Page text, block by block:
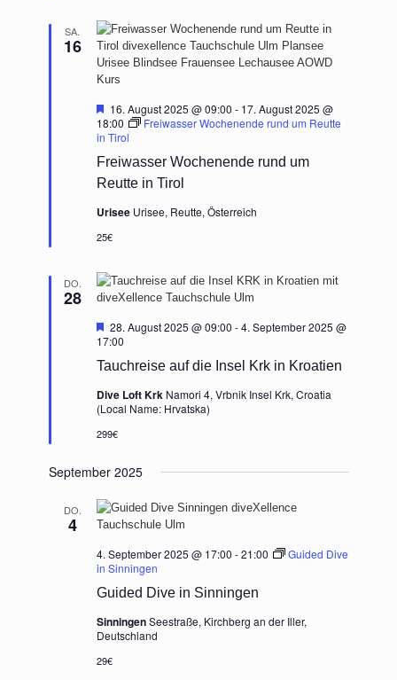
SA.
16
Freiwasser Wochenende rund um
Reutte in Tirol
Hervorgehoben
16. August 2025 @ 09:00 - 17. August 2025 @
18:00
Freiwasser Wochenende rund um Reutte
in Tirol
Urisee Urisee, Reutte, Österreich
25€
DO.
28
Tauchreise auf die Insel Krk in Kroatien
Hervorgehoben
28. August 2025 @ 09:00 -4. September 2025 @
17:00
Dive Loft Krk Namori 4, Vrbnik Insel Krk, Croatia
(Local Name: Hrvatska)
299€
September 2025
DO.
4
Guided Dive in Sinningen
4. September 2025 @ 17:00 -21:00
Guided Dive
in Sinningen
SinningenSeestraße, Kirchberg an der Iller,
Deutschland
29€